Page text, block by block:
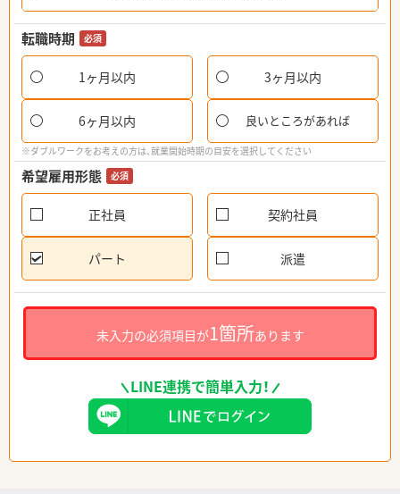
転職時期 必須
1ヶ月以内 3ヶ月以内
6ヶ月以内 良いところがあれば
※ダブルワークをお考えの方は、就業開始時期の目安を選択してください
希望雇用形態 必須
正社員 契約社員
パート 派遣
未入力の必須項目が1箇所あります
LINE連携で簡単入力！